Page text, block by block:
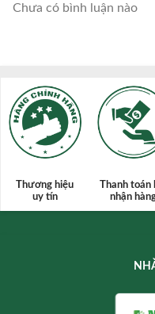
Chưa có bình luận nào
Thương hiệu
uy tín
Thanh toán
nhận